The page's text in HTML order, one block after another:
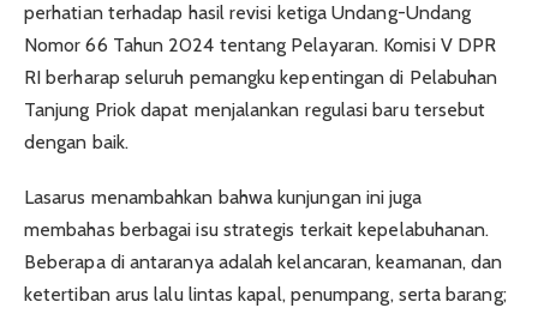
perhatian terhadap hasil revisi ketiga Undang-Undang
Nomor 66 Tahun 2024 tentang Pelayaran. Komisi V DPR
RI berharap seluruh pemangku kepentingan di Pelabuhan
Tanjung Priok dapat menjalankan regulasi baru tersebut
dengan baik.
Lasarus menambahkan bahwa kunjungan ini juga
membahas berbagai isu strategis terkait kepelabuhanan.
Beberapa di antaranya adalah kelancaran, keamanan, dan
ketertiban arus lalu lintas kapal, penumpang, serta barang;